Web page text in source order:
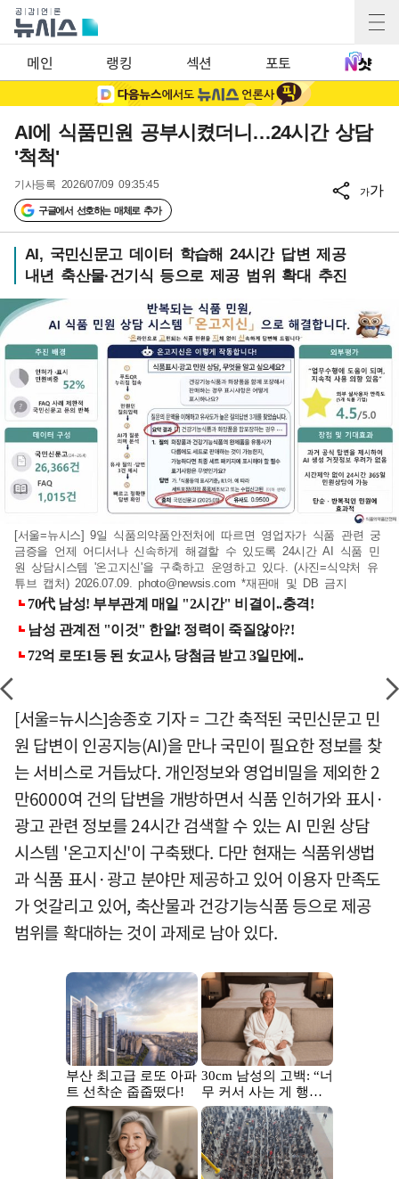
메인 랭킹 섹션 포토
AI에 식품민원 공부시켰더니…24시간 상담
'척척'
기사등록 2026/07/09 09:35:45
구글에서 선호하는 매체로 추가
가가
AI, 국민신문고 데이터 학습해 24시간 답변 제공
내년 축산물·건기식 등으로 제공 범위 확대 추진
[서울=뉴시스] 9일 식품의약품안전처에 따르면 영업자가 식품 관련 궁
금증을 언제 어디서나 신속하게 해결할 수 있도록 24시간 AI 식품 민
원 상담시스템 '온고지신'을 구축하고 운영하고 있다. (사진=식약처 유
튜브 캡처) 2026.07.09.photo@newsis.com *재판매 및 DB 금지
[서울=뉴시스]송종호 기자 = 그간 축적된 국민신문고 민
원 답변이 인공지능(AI)을 만나 국민이 필요한 정보를 찾
는 서비스로 거듭났다. 개인정보와 영업비밀을 제외한 2
만6000여 건의 답변을 개방하면서 식품 인허가와 표시·
광고 관련 정보를 24시간 검색할 수 있는 AI 민원 상담
시스템 '온고지신'이 구축됐다. 다만 현재는 식품위생법
과 식품 표시·광고 분야만 제공하고 있어 이용자 만족도
가 엇갈리고 있어, 축산물과 건강기능식품 등으로 제공
범위를 확대하는 것이 과제로 남아 있다.